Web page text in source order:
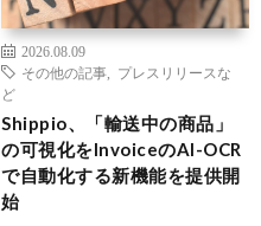
2026.08.09
その他の記事
プレスリリースな
ど
Shippio、「輸送中の商品」
の可視化をInvoiceのAI-OCR
で自動化する新機能を提供開
始